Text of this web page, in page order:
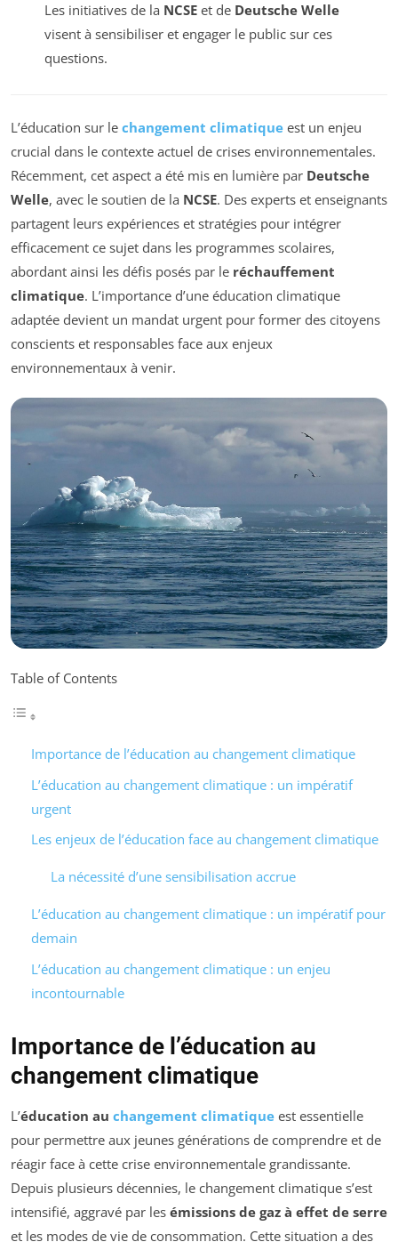
Les initiatives de la NCSEet de Deutsche Welle
visent à sensibiliser et engager le public sur ces
questions.
L’éducation sur le changement climatique est un enjeu
crucial dans le contexte actuel de crises environnementales.
Récemment, cet aspect a été mis en lumière par Deutsche
Welle, avec le soutien de la NCSE. Des experts et enseignants
partagent leurs expériences et stratégies pour intégrer
efficacement ce sujet dans les programmes scolaires,
abordant ainsi les défis posés par le réchauffement
climatique. L’importance d’une éducation climatique
adaptée devient un mandat urgent pour former des citoyens
conscients et responsables face aux enjeux
environnementaux à venir.
Table of Contents
Importance de l’éducation au changement climatique
L’éducation au changement climatique : un impératif
urgent
Les enjeux de l’éducation face au changement climatique
La nécessité d’une sensibilisation accrue
L’éducation au changement climatique : un impératif pour
demain
L’éducation au changement climatique : un enjeu
incontournable
Importance de l’éducation au
changement climatique
L’éducation au changement climatique est essentielle
pour permettre aux jeunes générations de comprendre et de
réagir face à cette crise environnementale grandissante.
Depuis plusieurs décennies, le changement climatique s’est
intensifié, aggravé par les émissions de gaz à effet de serre
et les modes de vie de consommation. Cette situation a des